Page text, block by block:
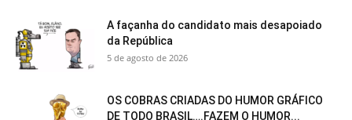
A façanha do candidato mais desapoiado
da República
5 de agosto de 2026
OS COBRAS CRIADAS DO HUMOR GRÁFICO
DE TODO BRASIL….FAZEM O HUMOR...